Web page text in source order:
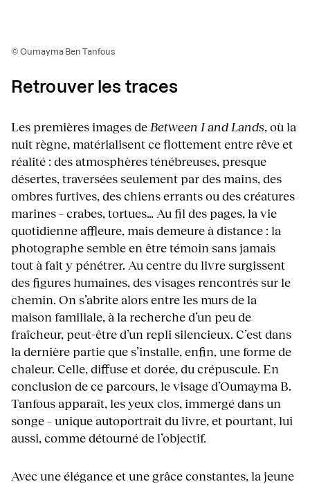
© Oumayma Ben Tanfous
Retrouver les traces
Les premières images de Between I and Lands, où la
nuit règne, matérialisent ce flottement entre rêve et
réalité : des atmosphères ténébreuses, presque
désertes, traversées seulement par des mains, des
ombres furtives, des chiens errants ou des créatures
marines – crabes, tortues… Au fil des pages, la vie
quotidienne affleure, mais demeure à distance : la
photographe semble en être témoin sans jamais
tout à fait y pénétrer. Au centre du livre surgissent
des figures humaines, des visages rencontrés sur le
chemin. On s’abrite alors entre les murs de la
maison familiale, à la recherche d’un peu de
fraîcheur, peut-être d’un repli silencieux. C’est dans
la dernière partie que s’installe, enfin, une forme de
chaleur. Celle, diffuse et dorée, du crépuscule. En
conclusion de ce parcours, le visage d’Oumayma B.
Tanfous apparaît, les yeux clos, immergé dans un
songe – unique autoportrait du livre, et pourtant, lui
aussi, comme détourné de l’objectif.
Avec une élégance et une grâce constantes, la jeune